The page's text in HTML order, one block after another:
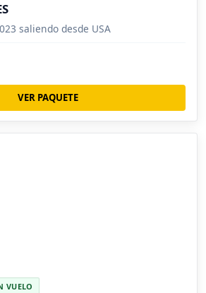
saliendo desde USA
VER PAQUETE
VUELO